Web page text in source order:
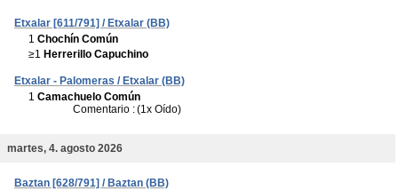
Etxalar [611/791] / Etxalar (BB)
1 Chochín Común
≥1 Herrerillo Capuchino
Etxalar - Palomeras / Etxalar (BB)
1 Camachuelo Común
Comentario :(1x Oído)
martes, 4. agosto 2026
Baztan [628/791] / Baztan (BB)